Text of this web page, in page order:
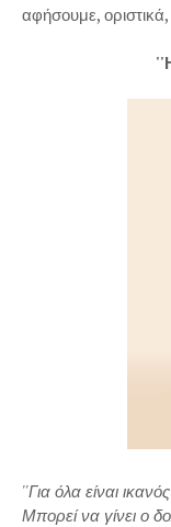
αφήσουμε,
''Για όλα είναι
Μπορεί να γίνει ο